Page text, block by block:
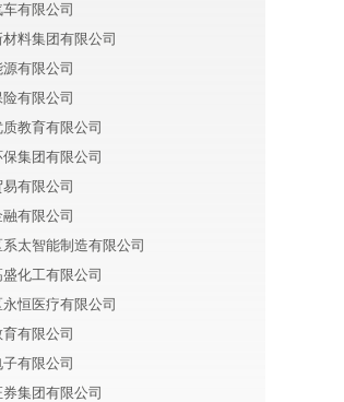
有限公司
料集团有限公司
有限公司
有限公司
教育有限公司
集团有限公司
有限公司
有限公司
太智能制造有限公司
化工有限公司
恒医疗有限公司
有限公司
有限公司
集团有限公司